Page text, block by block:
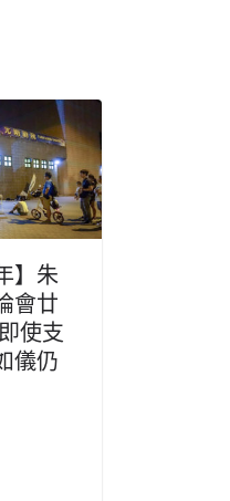
】朱
會廿
使支
儀仍